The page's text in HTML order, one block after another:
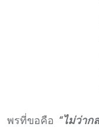
พรที่ขอคือ “ไม่ว่าก